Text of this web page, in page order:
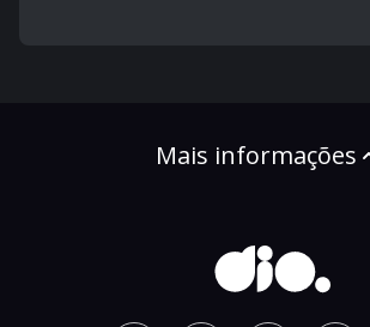
Mais informações